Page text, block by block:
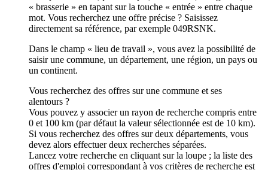
« brasserie » en tapant sur la touche « entrée » entre chaque
mot. Vous recherchez une offre précise ? Saisissez
directement sa référence, par exemple 049RSNK.
Dans le champ « lieu de travail », vous avez la possibilité de
saisir une commune, un département, une région, un pays ou
un continent.
Vous recherchez des offres sur une commune et ses
alentours ?
Vous pouvez y associer un rayon de recherche compris entre
0 et 100 km (par défaut la valeur sélectionnée est de 10 km).
Si vous recherchez des offres sur deux départements, vous
devez alors effectuer deux recherches séparées.
Lancez votre recherche en cliquant sur la loupe ; la liste des
offres d'emploi correspondant à vos critères de recherche est